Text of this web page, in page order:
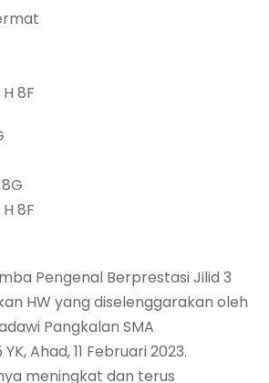
8F
8F
Pengenal Berprestasi Jilid 3
HW yang diselenggarakan oleh
Pangkalan SMA
Ahad, 11 Februari 2023.
meningkat dan terus